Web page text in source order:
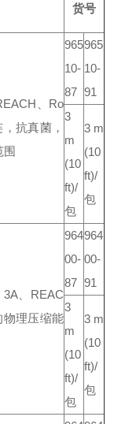
货号
、Ro
抗真菌，
965
10-
87
965
10-
91
3
m
(10
ft)/
包
3 m
(10
ft)/
包
、REAC
物理压缩能
964
00-
87
964
00-
91
3
m
(10
ft)/
包
3 m
(10
ft)/
包